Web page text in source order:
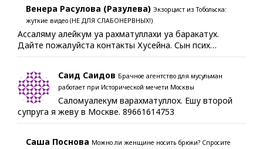
Венера Расулова (Разулева) Экзорцист из Тобольска:
жуткие видео (НЕ ДЛЯ СЛАБОНЕРВНЫХ!)
Ассаляму алейкум уа рахматуллахи уа баракатух.
Дайте пожалуйста контакты Хусейна. Сын псих…
Саид Саидов Брачное агентство для мусульман
работает при Исторической мечети Москвы
Саломуалекум варахматуллох. Ешу второй
супруга я жеву в Москве. 89661614753
Саша Поснова Можно ли женщине носить брюки? Спросите